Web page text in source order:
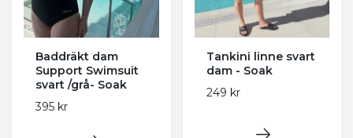
Baddräkt dam
Support Swimsuit
svart /grå- Soak
395 kr
Tankini linne svart
dam - Soak
249 kr